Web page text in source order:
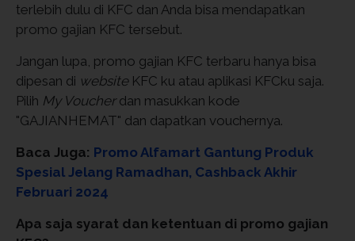
terlebih dulu di KFC dan Anda bisa mendapatkan
promo gajian KFC tersebut.
Jangan lupa, promo gajian KFC terbaru hanya bisa
dipesan di website KFC ku atau aplikasi KFCku saja.
Pilih My Voucherdan masukkan kode
"GAJIANHEMAT" dan dapatkan vouchernya.
Baca Juga: Promo Alfamart Gantung Produk
Spesial Jelang Ramadhan, Cashback Akhir
Februari 2024
Apa saja syarat dan ketentuan di promo gajian